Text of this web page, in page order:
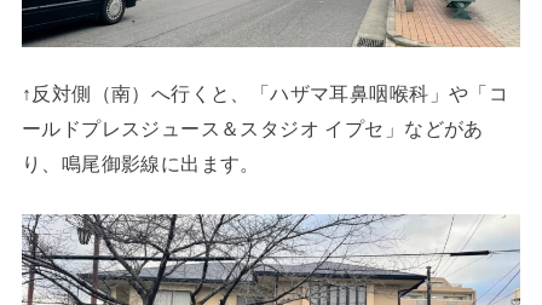
↑反対側（南）へ行くと、「ハザマ耳鼻咽喉科」や「コ
ールドプレスジュース＆スタジオ イプセ」などがあ
り、鳴尾御影線に出ます。